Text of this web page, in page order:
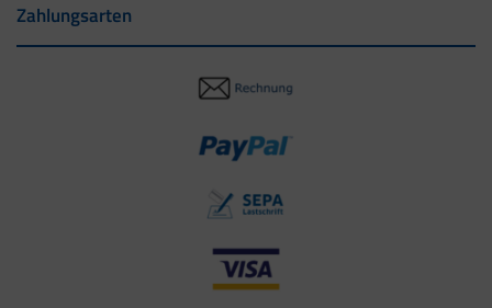
Zahlungsarten